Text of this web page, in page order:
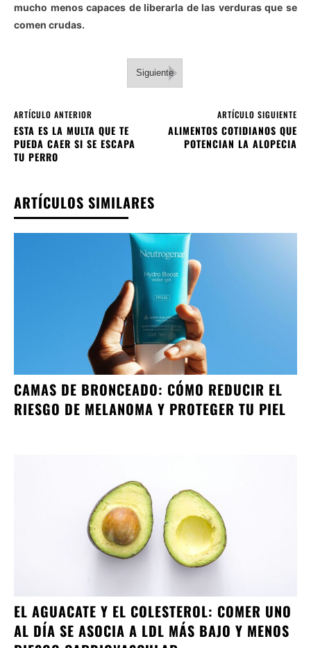
mucho menos capaces de liberarla de las verduras que se
comen crudas.
Siguiente
ARTÍCULO ANTERIOR
ESTA ES LA MULTA QUE TE
PUEDA CAER SI SE ESCAPA
TU PERRO
ARTÍCULO SIGUIENTE
ALIMENTOS COTIDIANOS QUE
POTENCIAN LA ALOPECIA
ARTÍCULOS SIMILARES
CAMAS DE BRONCEADO: CÓMO REDUCIR EL
RIESGO DE MELANOMA Y PROTEGER TU PIEL
EL AGUACATE Y EL COLESTEROL: COMER UNO
AL DÍA SE ASOCIA A LDL MÁS BAJO Y MENOS